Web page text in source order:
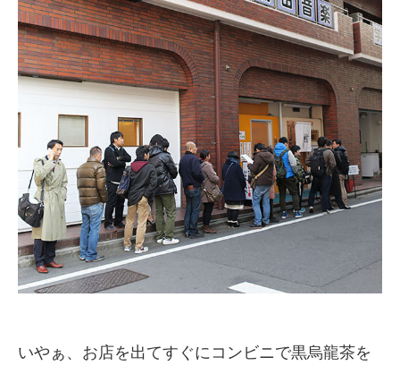
いやぁ、お店を出てすぐにコンビニで黒烏龍茶を